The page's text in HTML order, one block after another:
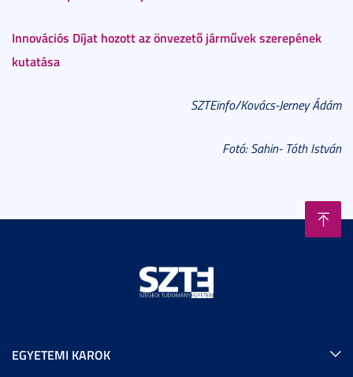
Innovációs Díjat hozott az önvezető járművek szerepének
kutatása
SZTEinfo/Kovács-Jerney Ádám
Fotó: Sahin- Tóth István
EGYETEMI KAROK